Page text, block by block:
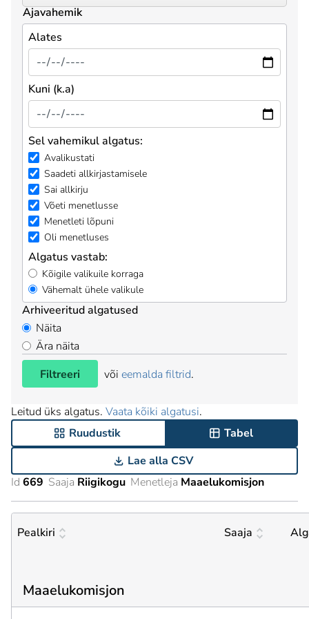
Ajavahemik
Alates
Kuni (k.a)
Sel vahemikul algatus:
Avalikustati
Saadeti allkirjastamisele
Sai allkirju
Võeti menetlusse
Menetleti lõpuni
Oli menetluses
Algatus vastab:
Kõigile valikuile korraga
Vähemalt ühele valikule
Arhiveeritud algatused
Näita
Ära näita
Filtreeri
või eemalda filtrid.
Leitud üks algatus. Vaata kõiki algatusi.
Ruudustik
Tabel
Lae alla CSV
Id 669 Saaja Riigikogu Menetleja Maaelukomisjon
Pealkiri Saaja
Maaelukomisjon